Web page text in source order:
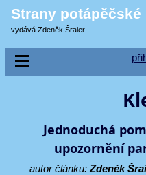
Strany potápěčské
vydává Zdeněk Šraier
Jednoduchá
upozornění
autor článku:Zdeněk